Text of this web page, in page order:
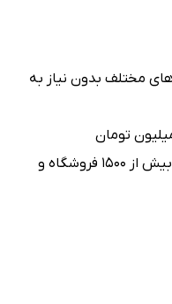
مختلف بدون نیاز به
امکان خرید اقساطی از بیش از ۱۵۰۰ فروشگاه و